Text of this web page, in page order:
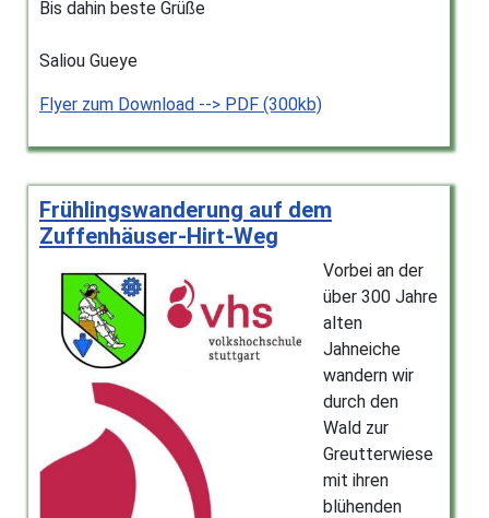
Bis dahin beste Grüße
Saliou Gueye
Flyer zum Download --> PDF (300kb)
Frühlingswanderung auf dem
Zuffenhäuser-Hirt-Weg
Vorbei an der
über 300 Jahre
alten
Jahneiche
wandern wir
durch den
Wald zur
Greutterwiese
mit ihren
blühenden